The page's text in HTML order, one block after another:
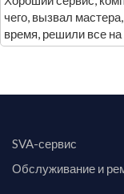
чего, вызвал
время, решили все
SVA-сервис
Обслуживание и